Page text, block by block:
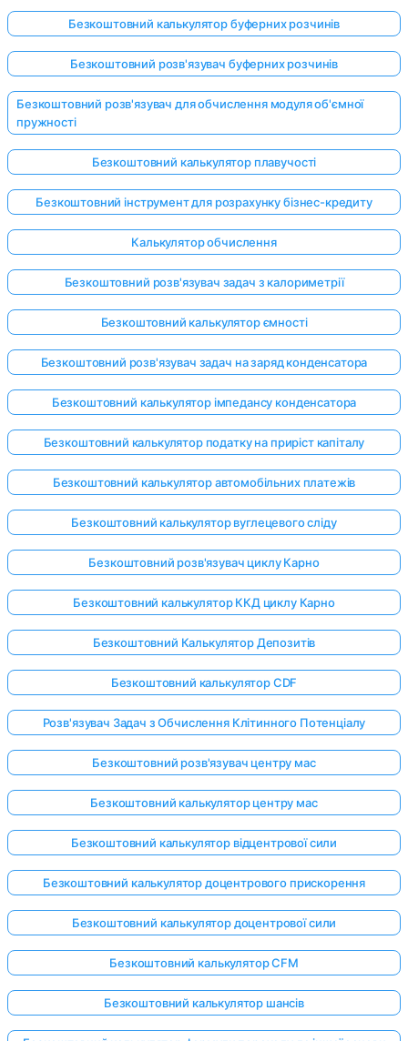
Безкоштовний калькулятор буферних розчинів
Безкоштовний розв'язувач буферних розчинів
Безкоштовний розв'язувач для обчислення модуля об'ємної
пружності
Безкоштовний калькулятор плавучості
Безкоштовний інструмент для розрахунку бізнес-кредиту
Калькулятор обчислення
Безкоштовний розв'язувач задач з калориметрії
Безкоштовний калькулятор ємності
Безкоштовний розв'язувач задач на заряд конденсатора
Безкоштовний калькулятор імпедансу конденсатора
Безкоштовний калькулятор податку на приріст капіталу
Безкоштовний калькулятор автомобільних платежів
Безкоштовний калькулятор вуглецевого сліду
Безкоштовний розв'язувач циклу Карно
Безкоштовний калькулятор ККД циклу Карно
Безкоштовний Калькулятор Депозитів
Безкоштовний калькулятор CDF
Розв'язувач Задач з Обчислення Клітинного Потенціалу
Безкоштовний розв'язувач центру мас
Безкоштовний калькулятор центру мас
Безкоштовний калькулятор відцентрової сили
Безкоштовний калькулятор доцентрового прискорення
Безкоштовний калькулятор доцентрової сили
Безкоштовний калькулятор CFM
Безкоштовний калькулятор шансів